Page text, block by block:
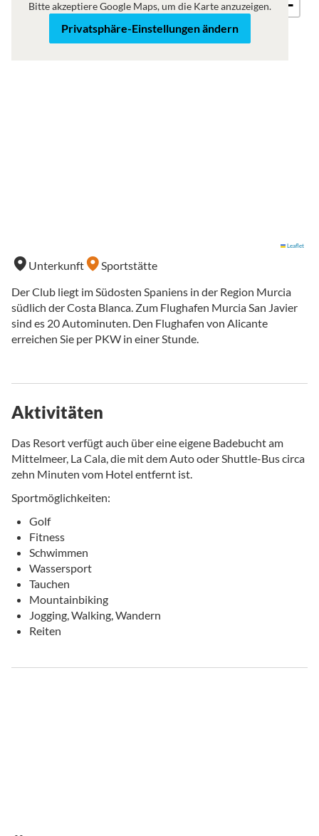
−
Leaflet
Bitte akzeptiere Google Maps, um die Karte anzuzeigen.
Privatsphäre-Einstellungen ändern
Unterkunft
Sportstätte
Der Club liegt im Südosten Spaniens in der Region Murcia
südlich der Costa Blanca. Zum Flughafen Murcia San Javier
sind es 20 Autominuten. Den Flughafen von Alicante
erreichen Sie per PKW in einer Stunde.
Aktivitäten
Das Resort verfügt auch über eine eigene Badebucht am
Mittelmeer, La Cala, die mit dem Auto oder Shuttle-Bus circa
zehn Minuten vom Hotel entfernt ist.
Sportmöglichkeiten:
Golf
Fitness
Schwimmen
Wassersport
Tauchen
Mountainbiking
Jogging, Walking, Wandern
Reiten